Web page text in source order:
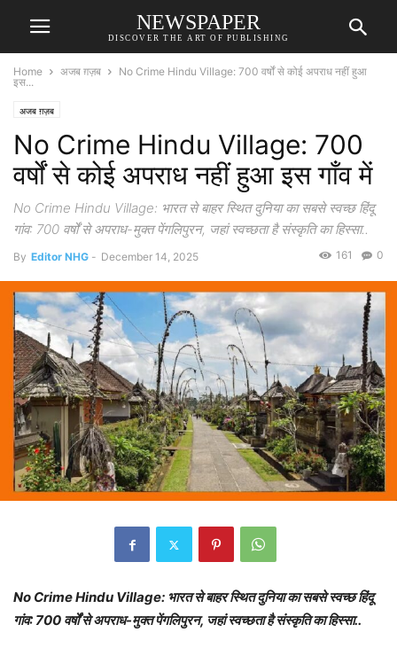
NEWSPAPER
DISCOVER THE ART OF PUBLISHING
Home अजब ग़ज़ब
No Crime Hindu Village: 700 वर्षों से कोई अपराध नहीं हुआ
इस...
अजब ग़ज़ब
No Crime Hindu Village: 700
वर्षों से कोई अपराध नहीं हुआ इस गाँव में
No Crime Hindu Village: भारत से बाहर स्थित दुनिया का सबसे स्वच्छ हिंदू
गांव: 700 वर्षों से अपराध-मुक्त पेंगलिपुरन, जहां स्वच्छता है संस्कृति का हिस्सा..
By Editor NHG - December 14, 2025 0
161
No Crime Hindu Village: भारत से बाहर स्थित दुनिया का सबसे स्वच्छ हिंदू
गांव: 700 वर्षों से अपराध-मुक्त पेंगलिपुरन, जहां स्वच्छता है संस्कृति का हिस्सा..